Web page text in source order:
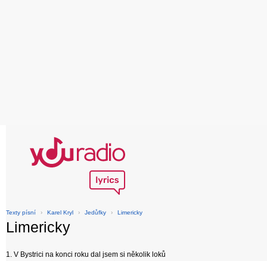
Texty písní › Karel Kryl › Jedůfky › Limericky
Limericky
1. V Bystrici na konci roku dal jsem si několik loků